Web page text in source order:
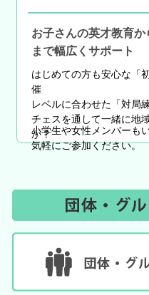
お子さんの英才教育
まで幅広くサポート
はじめての方も安心な 「
催
レベルに合わせた「対局
チェスを通して一緒に地
か？
小学生や女性メンバーも
気軽にご参加ください。